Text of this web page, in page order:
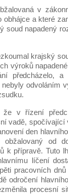
v
obhájce a které
soud napadený
krajský
výroků
předcházelo,
odvoláním
v řízení
vadě, spočívající
den
od
k přípravě. Tuto
líčení
pracovních
odročení
procesní